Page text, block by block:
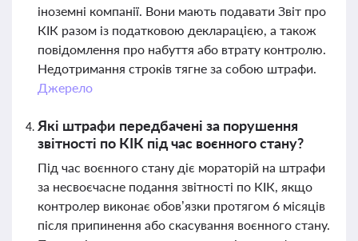
іноземні компанії. Вони мають подавати Звіт про
КІК разом із податковою декларацією, а також
повідомлення про набуття або втрату контролю.
Недотримання строків тягне за собою штрафи.
Джерело
Які штрафи передбачені за порушення
звітності по КІК під час воєнного стану?
Під час воєнного стану діє мораторій на штрафи
за несвоєчасне подання звітності по КІК, якщо
контролер виконає обов’язки протягом 6 місяців
після припинення або скасування воєнного стану.